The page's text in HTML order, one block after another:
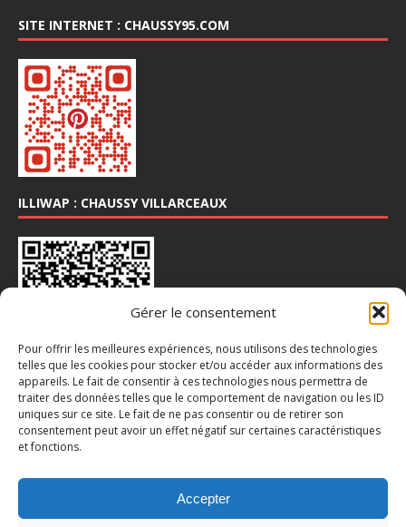
Gérer le consentement
Pour offrir les meilleures expériences, nous utilisons des technologies
telles que les cookies pour stocker et/ou accéder aux informations des
appareils. Le fait de consentir à ces technologies nous permettra de
traiter des données telles que le comportement de navigation ou les ID
uniques sur ce site. Le fait de ne pas consentir ou de retirer son
consentement peut avoir un effet négatif sur certaines caractéristiques
et fonctions.
Accepter
SITE INTERNET : CHAUSSY95.COM
ILLIWAP : CHAUSSY VILLARCEAUX
INSTA : @CHAUSSY_VILLARCEAUX